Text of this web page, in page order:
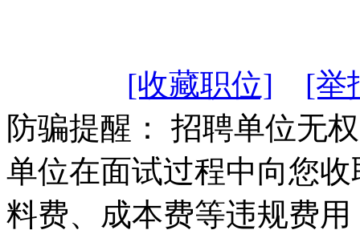
[收藏职位]
[举
防骗提醒： 招聘单位无
单位在面试过程中向您
料费、成本费等违规费